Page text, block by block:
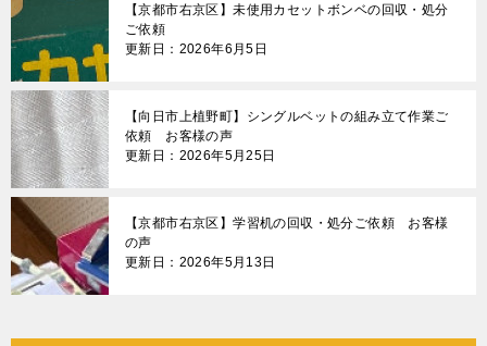
【京都市右京区】未使用カセットボンベの回収・処分
ご依頼
更新日：2026年6月5日
【向日市上植野町】シングルベットの組み立て作業ご
依頼 お客様の声
更新日：2026年5月25日
【京都市右京区】学習机の回収・処分ご依頼 お客様
の声
更新日：2026年5月13日